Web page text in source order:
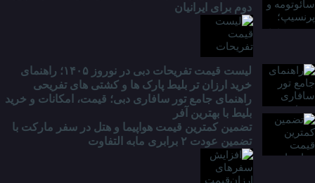
دوم برای ایرانیان
لیست قیمت تفریحات دبی در نوروز ۱۴۰۵؛ راهنمای
خرید ارزان تر بلیط پارک ها و کشتی های تفریحی
راهنمای جامع تور سافاری دبی؛ قیمت، امکانات و خرید
بلیط با بهترین آفر
تضمین کمترین قیمت هواپیما و هتل در سفر مارکت با
تضمین عودت ۲ برابری مابه التفاوت